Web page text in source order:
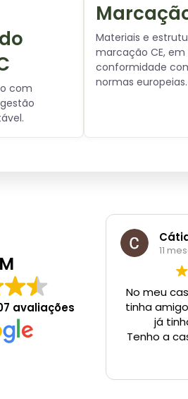
com
Materiais e
marcação CE, em
conformidade
normas europeias.
avaliações
11
No meu
tinha
já
Tenho a
e